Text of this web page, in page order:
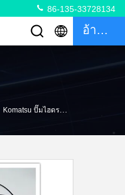
86-135-33728134
อ้างอิง
Komatsu ปั๊มไฮดรอลิกปั๊มหลักชุดซีล 708-25-04032 รถขุดปั๊มซีลน้ำมันสำหรับ PC150-5/5C 6D95L-1GG